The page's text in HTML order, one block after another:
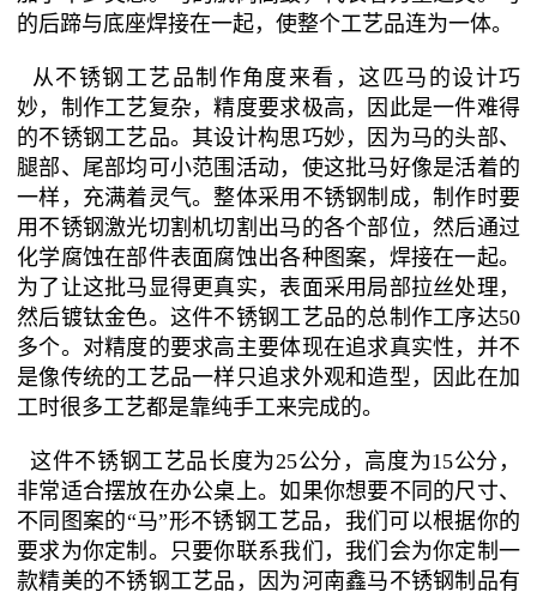
的后蹄与底座焊接在一起，使整个工艺品连为一体。
从不锈钢工艺品制作角度来看，这匹马的设计巧
妙，制作工艺复杂，精度要求极高，因此是一件难得
的不锈钢工艺品。其设计构思巧妙，因为马的头部、
腿部、尾部均可小范围活动，使这批马好像是活着的
一样，充满着灵气。整体采用不锈钢制成，制作时要
用不锈钢激光切割机切割出马的各个部位，然后通过
化学腐蚀在部件表面腐蚀出各种图案，焊接在一起。
为了让这批马显得更真实，表面采用局部拉丝处理，
然后镀钛金色。这件不锈钢工艺品的总制作工序达50
多个。对精度的要求高主要体现在追求真实性，并不
是像传统的工艺品一样只追求外观和造型，因此在加
工时很多工艺都是靠纯手工来完成的。
这件不锈钢工艺品长度为25公分，高度为15公分，
非常适合摆放在办公桌上。如果你想要不同的尺寸、
不同图案的“马”形不锈钢工艺品，我们可以根据你的
要求为你定制。只要你联系我们，我们会为你定制一
款精美的不锈钢工艺品，因为河南鑫马不锈钢制品有